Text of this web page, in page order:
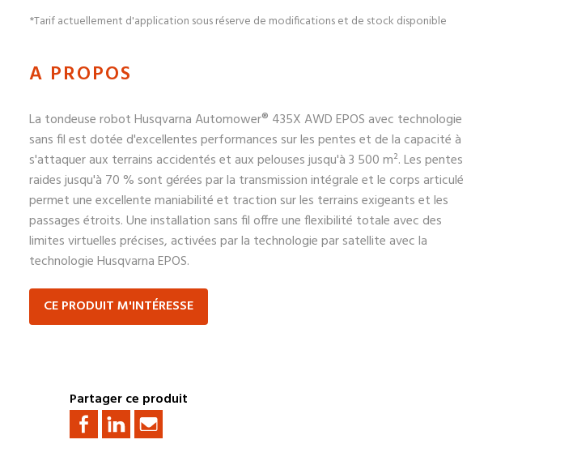
*Tarif actuellement d'application sous réserve de modifications et de stock disponible
A PROPOS
La tondeuse robot Husqvarna Automower® 435X AWD EPOS avec technologie
sans fil est dotée d'excellentes performances sur les pentes et de la capacité à
s'attaquer aux terrains accidentés et aux pelouses jusqu'à 3 500 m². Les pentes
raides jusqu'à 70 % sont gérées par la transmission intégrale et le corps articulé
permet une excellente maniabilité et traction sur les terrains exigeants et les
passages étroits. Une installation sans fil offre une flexibilité totale avec des
limites virtuelles précises, activées par la technologie par satellite avec la
technologie Husqvarna EPOS.
CE PRODUIT M'INTÉRESSE
Partager ce produit